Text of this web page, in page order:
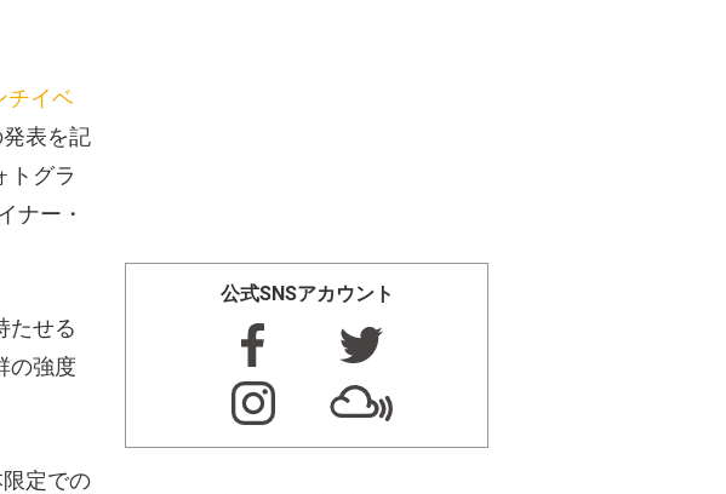
チイベ
表を記
トグラ
ナー・
たせる
の強度
定での
公式SNSアカウント